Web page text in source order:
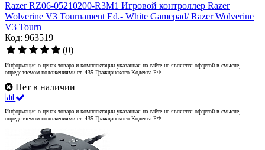
Razer RZ06-05210200-R3M1 Игровой контроллер Razer
Wolverine V3 Tournament Ed.- White Gamepad/ Razer Wolverine
V3 Tourn
Код: 963519
(0)
Информация о ценах товара и комплектации указанная на сайте не является офертой в смысле,
определяемом положениями ст. 435 Гражданского Кодекса РФ.
Нет в наличии
Информация о ценах товара и комплектации указанная на сайте не является офертой в смысле,
определяемом положениями ст. 435 Гражданского Кодекса РФ.